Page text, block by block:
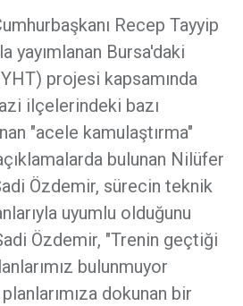
Recep Tayyip
yayımlanan Bursa'daki
projesi kapsamında
ilçelerindeki bazı
"acele kamulaştırma"
bulunan Nilüfer
Özdemir, sürecin teknik
uyumlu olduğunu
Özdemir, "Trenin geçtiği
bulunmuyor
dokunan bir